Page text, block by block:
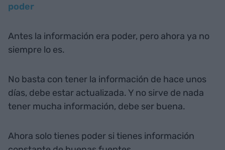
poder
Antes la información era poder, pero ahora ya no
siempre lo es.
No basta con tener la información de hace unos
días, debe estar actualizada. Y no sirve de nada
tener mucha información, debe ser buena.
Ahora solo tienes poder si tienes información